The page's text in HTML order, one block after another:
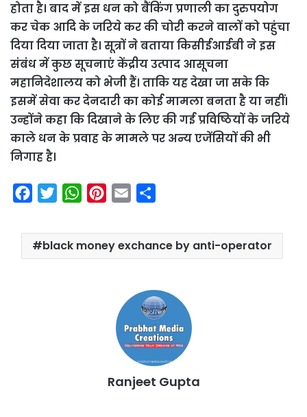
होता है। बाद में इस धन को बैंकिंग प्रणाली का दुरुपयोग
कर चेक आदि के जरिये कर की चोरी करने वालों को पहुंचा
दिया दिया जाता है। सूत्रों ने बताया किसीईआईबी ने इस
संबंध में कुछ सूचनाएं केंद्रीय उत्पाद आसूचना
महानिदेशालय को भेजी हैं। ताकि यह देखा जा सके कि
इसमें सेवा कर देनदारी का कोई मामला बनता है या नहीं।
उन्होंने कहा कि दिखाने के लिए की गई प्रविष्ठियों के जरिये
काले धन के प्रवाह के मामले पर अन्य एजेंसियों की भी
निगाह है।
c
e
i
t
W
a
t
n
t
a
i
a
r
black money exchance by anti-operator
Ranjeet Gupta